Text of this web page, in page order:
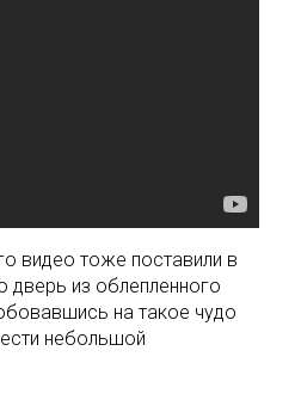
видео тоже поставили в
дверь из облепленного
на такое чудо
небольшой